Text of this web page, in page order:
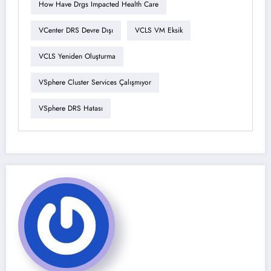
How Have Drgs Impacted Health Care
VCenter DRS Devre Dışı VCLS VM Eksik
VCLS Yeniden Oluşturma
VSphere Cluster Services Çalışmıyor
VSphere DRS Hatası